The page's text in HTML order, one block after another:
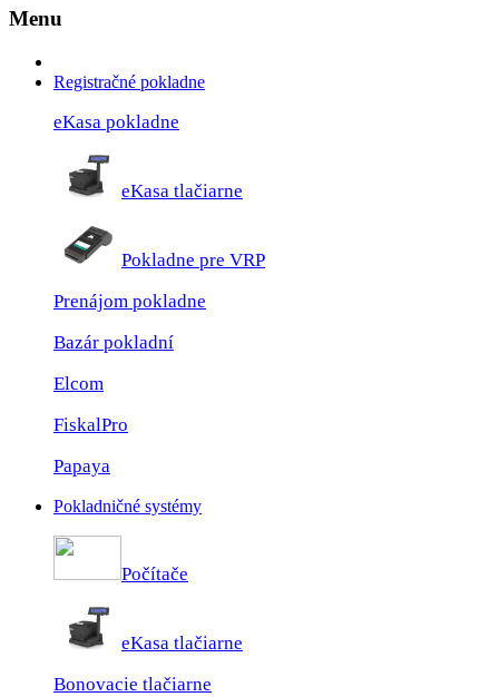
Menu
Registračné pokladne
eKasa pokladne
eKasa tlačiarne
Pokladne pre VRP
Prenájom pokladne
Bazár pokladní
Elcom
FiskalPro
Papaya
Pokladničné systémy
Počítače
eKasa tlačiarne
Bonovacie tlačiarne